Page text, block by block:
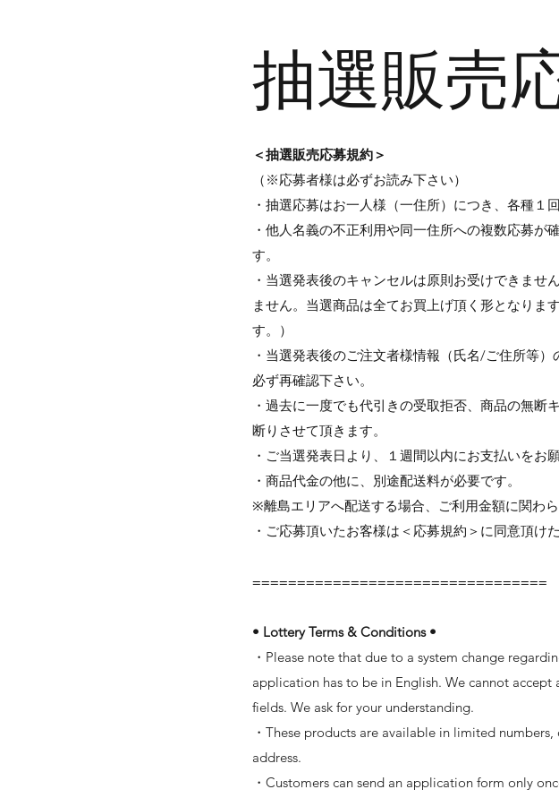
抽選販売
＜抽選販売応募規約＞
（※応募者様は必ずお読み下さい）
・抽選応募はお一人様（一住所）につき、各種１
・他人名義の不正利用や同一住所への複数応募
す。
・当選発表後のキャンセルは原則お受けできま
ません。当選商品は全てお買上げ頂く形となりま
す。）
・当選発表後のご注文者様情報（氏名/ご住所等
必ず再確認下さい。
・過去に一度でも代引きの受取拒否、商品の無
断りさせて頂きます。
・ご当選発表日より、１週間以内にお支払いをお
・商品代金の他に、別途配送料が必要です。
※離島エリアへ配送する場合、ご利用金額に関わ
・ご応募頂いたお客様は＜応募規約＞に同意頂け
=================================
• Lottery Terms & Conditions •
・Please note that due to a system change
application has to be in English. We cannot
fields. We ask for your understanding.
・These products are available in limited
address.
・Customers can send an application form only